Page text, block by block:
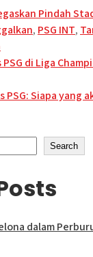
Pindah
, PSG INT,
di Liga
PSG: Siapa yang
Search
dalam